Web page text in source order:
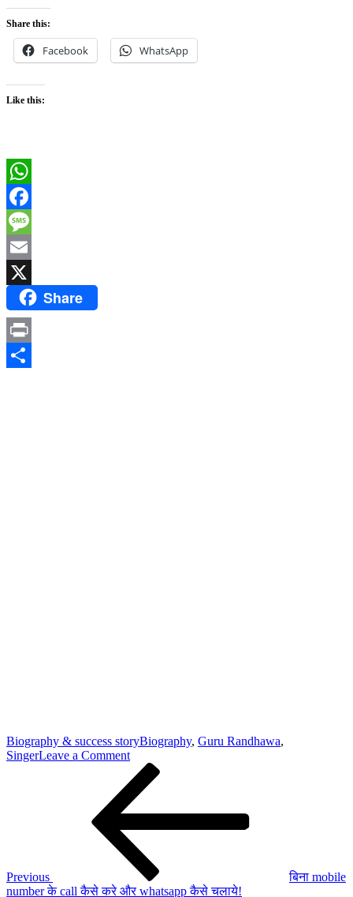
Share this:
Facebook WhatsApp
Like this:
WhatsApp
Facebook
Message
Email
Share
Print
Biography & success storyBiography, Guru Randhawa,
SingerLeave a Commenton
Guru
Randhawa
Biography
in
जीवन
परिचय
Previous
बिना mobile
number के call कैसे करे और whatsapp कैसे चलाये!